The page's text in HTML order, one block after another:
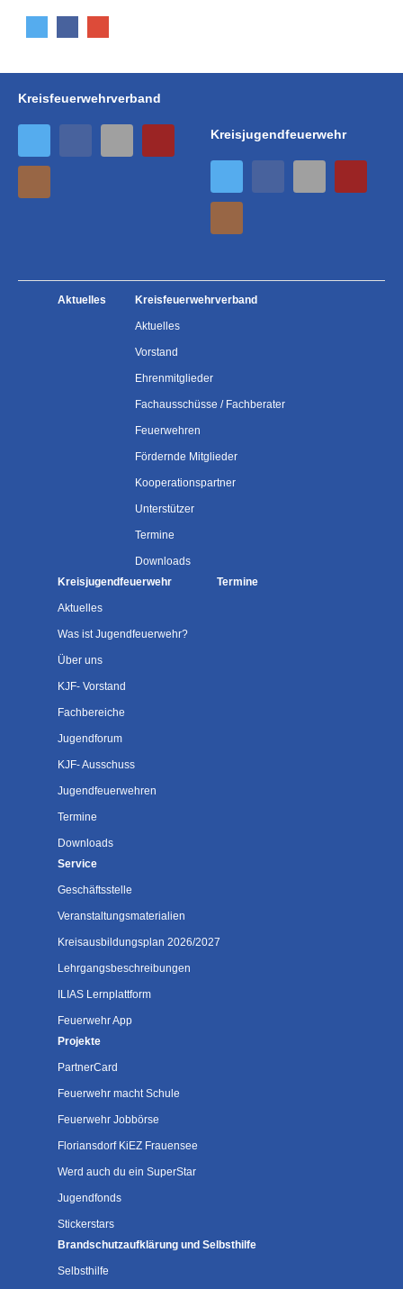
Kreisfeuerwehrverband
Kreisjugendfeuerwehr
Aktuelles Kreisfeuerwehrverband
Aktuelles
Vorstand
Ehrenmitglieder
Fachausschüsse / Fachberater
Feuerwehren
Fördernde Mitglieder
Kooperationspartner
Unterstützer
Termine
Downloads
Kreisjugendfeuerwehr
Aktuelles
Was ist Jugendfeuerwehr?
Über uns
KJF- Vorstand
Fachbereiche
Jugendforum
KJF- Ausschuss
Jugendfeuerwehren
Termine
Downloads
Termine
Service
Geschäftsstelle
Veranstaltungsmaterialien
Kreisausbildungsplan 2026/2027
Lehrgangsbeschreibungen
ILIAS Lernplattform
Feuerwehr App
Projekte
PartnerCard
Feuerwehr macht Schule
Feuerwehr Jobbörse
Floriansdorf KiEZ Frauensee
Werd auch du ein SuperStar
Jugendfonds
Stickerstars
Brandschutzaufklärung und Selbsthilfe
Selbsthilfe